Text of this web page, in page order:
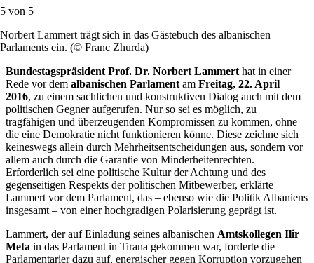
5 von 5
Norbert Lammert trägt sich in das Gästebuch des albanischen
Parlaments ein. (© Franc Zhurda)
Bundestagspräsident Prof. Dr. Norbert Lammert hat in einer
Rede vor dem albanischen Parlament am Freitag, 22. April
2016, zu einem sachlichen und konstruktiven Dialog auch mit dem
politischen Gegner aufgerufen. Nur so sei es möglich, zu
tragfähigen und überzeugenden Kompromissen zu kommen, ohne
die eine Demokratie nicht funktionieren könne. Diese zeichne sich
keineswegs allein durch Mehrheitsentscheidungen aus, sondern vor
allem auch durch die Garantie von Minderheitenrechten.
Erforderlich sei eine politische Kultur der Achtung und des
gegenseitigen Respekts der politischen Mitbewerber, erklärte
Lammert vor dem Parlament, das – ebenso wie die Politik Albaniens
insgesamt – von einer hochgradigen Polarisierung geprägt ist.
Lammert, der auf Einladung seines albanischen Amtskollegen Ilir
Meta in das Parlament in Tirana gekommen war, forderte die
Parlamentarier dazu auf, energischer gegen Korruption vorzugehen